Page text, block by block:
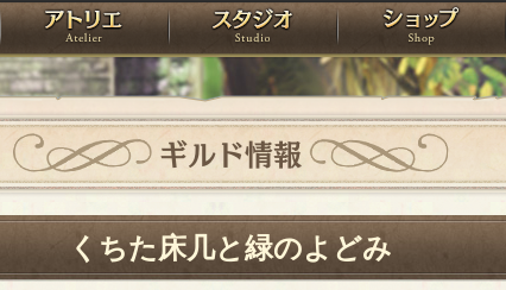
ローレット アトリエ スタジオ
ギルド情報
くちた床几と緑のよどみ